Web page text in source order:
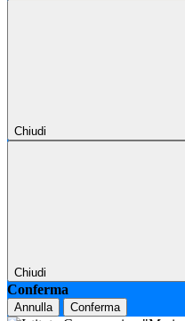
Chiudi
Chiudi
Conferma
Annulla Conferma